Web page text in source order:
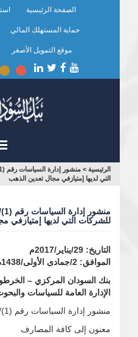
الصفحة الرئيسية
حماية المستهلك المالي
موقع التمويل الأصغر
أنت
الرئيسية >
التي لديها إمتيازفي مجال تعدين الذهب
للشركات التي لديها إمتيازفي
التاريخ: 29/يناير/2017م
الموافق: 2/جمادى الأولى/1438ه
بنك السودان المركزي –
الإدارة العامة للسياسات
منشور إدارة السياسات رقم (1)/2017
معنون إلى كافة المصارف